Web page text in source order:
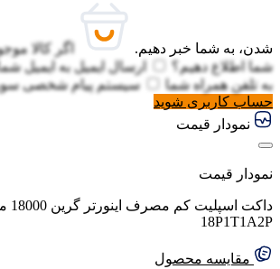
شدن، به شما خبر دهیم.
اگر کالا
شما اطلاع دهیم؟
ارسال ایمیل به ایمیل
به تلفن همراه شما سیستم پیام شخصی
حساب کاربری شوید
نمودار قیمت
نمودار قیمت
18P1T1A2P
مقایسه محصول